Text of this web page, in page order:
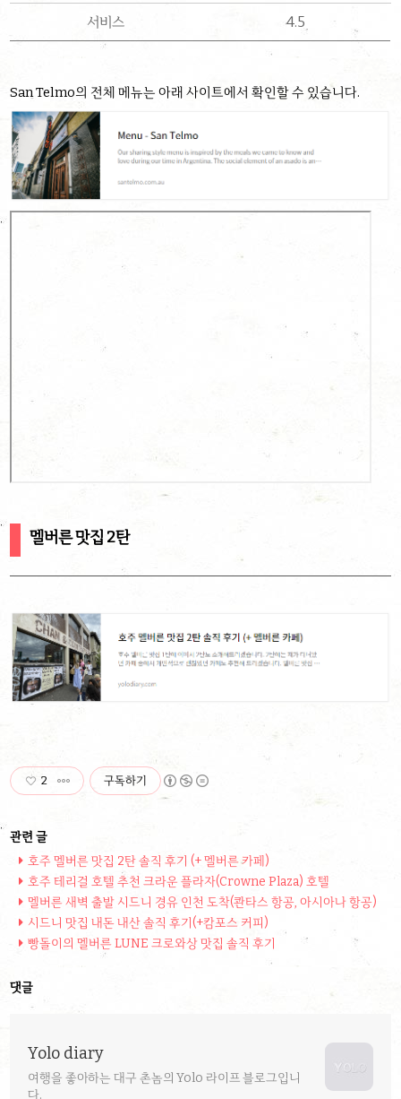
서비스 4.5
San Telmo의 전체 메뉴는 아래 사이트에서 확인할 수 있습니다.
멜버른 맛집 2탄
2 구독하기
호주 멜버른 맛집 2탄 솔직 후기 (+ 멜버른 카페)
호주 테리걸 호텔 추천 크라운 플라자(Crowne Plaza) 호텔
멜버른 새벽 출발 시드니 경유 인천 도착(콴타스 항공, 아시아나 항공)
시드니 맛집 내돈 내산 솔직 후기(+캄포스 커피)
빵돌이의 멜버른 LUNE 크로와상 맛집 솔직 후기
댓글
Yolo diary
여행을 좋아하는 대구 촌놈의 Yolo 라이프 블로그입니
다.